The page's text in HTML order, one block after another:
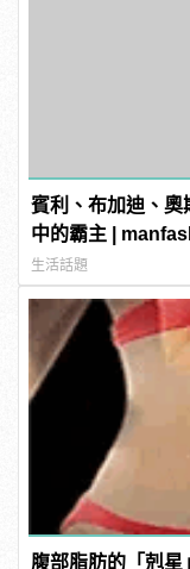
賓利、布加迪、奧
中的霸主 |
生活話題
腹部脂肪的「剋